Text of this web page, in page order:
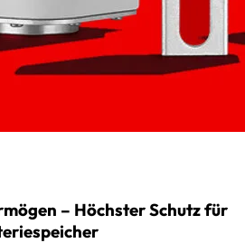
– Höchster Schutz für